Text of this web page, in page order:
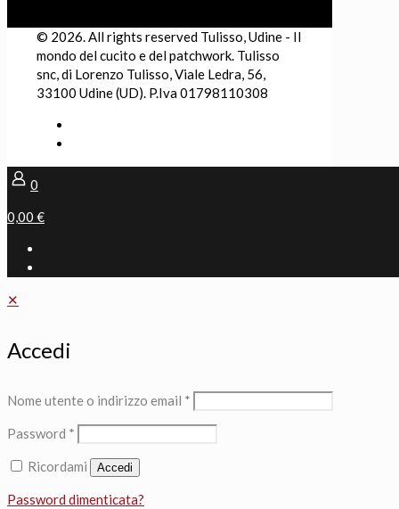
© 2026. All rights reserved Tulisso, Udine - Il
mondo del cucito e del patchwork. Tulisso
snc, di Lorenzo Tulisso, Viale Ledra, 56,
33100 Udine (UD). P.Iva 01798110308
0
0,00 €
✕
Accedi
Nome utente o indirizzo email *
Password *
Ricordami Accedi
Password dimenticata?